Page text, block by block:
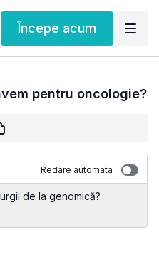
Începe acum
pentru oncologie?
Redare automata
de la genomică?